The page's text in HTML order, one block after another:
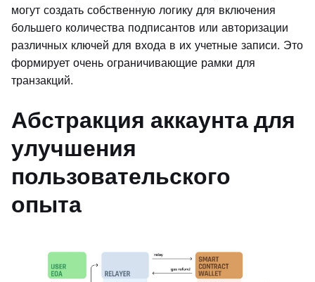
могут создать собственную логику для включения
большего количества подписантов или авторизации
различных ключей для входа в их учетные записи. Это
формирует очень ограничивающие рамки для
транзакций.
Абстракция аккаунта для
улучшения
пользовательского
опыта